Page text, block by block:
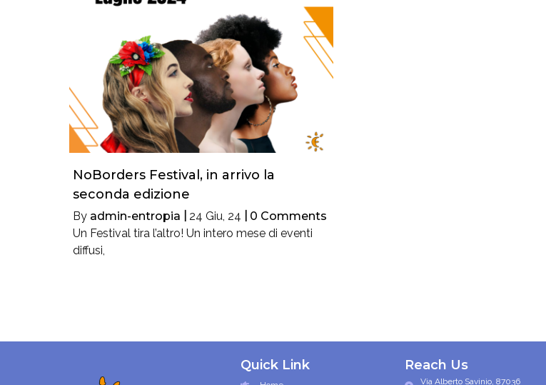
NoBorders Festival, in arrivo la
seconda edizione
By admin-entropia 24 Giu, 24
0 Comments
Un Festival tira l’altro! Un intero mese di eventi
diffusi,
Quick Link Reach Us
Via Alberto Savinio, 87036